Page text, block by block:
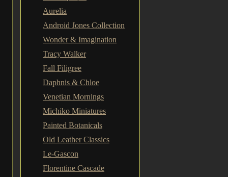
Aurelia
Android Jones Collection
Wonder & Imagination
Tracy Walker
Fall Filigree
Daphnis & Chloe
Venetian Mornings
Michiko Miniatures
Painted Botanicals
Old Leather Classics
Le-Gascon
Florentine Cascade